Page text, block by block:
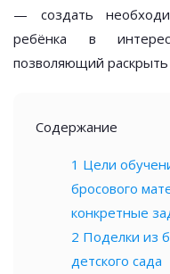
— создать
ребёнка в
позволяющий
Содержание
1 Цели
бросового
конкретные
2 Поделки из
детского сада